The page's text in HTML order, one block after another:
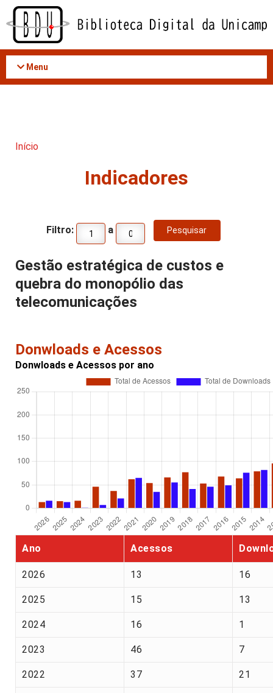
Acessar
conteúdo
Menu
Início
Indicadores
Filtro: a
Gestão estratégica de custos e
quebra do monopólio das
telecomunicações
Donwloads e Acessos
Donwloads e Acessos por ano
Ano Acessos
2026 13 16
2025 15 13
2024 16 1
2023 46 7
2022 37 21